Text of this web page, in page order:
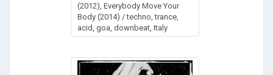
(2012), Everybody Move Your
Body (2014) / techno, trance,
acid, goa, downbeat, Italy